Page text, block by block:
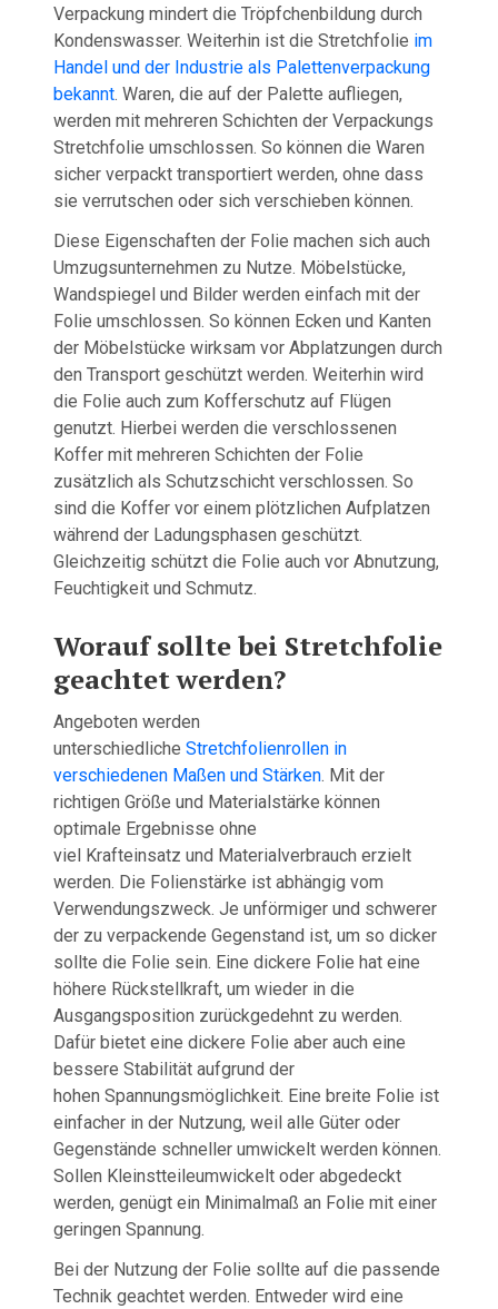
Verpackung mindert die Tröpfchenbildung durch
Kondenswasser. Weiterhin ist die Stretchfolie im
Handel und der Industrie als Palettenverpackung
bekannt. Waren, die auf der Palette aufliegen,
werden mit mehreren Schichten der Verpackungs
Stretchfolie umschlossen. So können die Waren
sicher verpackt transportiert werden, ohne dass
sie verrutschen oder sich verschieben können.
Diese Eigenschaften der Folie machen sich auch
Umzugsunternehmen zu Nutze. Möbelstücke,
Wandspiegel und Bilder werden einfach mit der
Folie umschlossen. So können Ecken und Kanten
der Möbelstücke wirksam vor Abplatzungen durch
den Transport geschützt werden. Weiterhin wird
die Folie auch zum Kofferschutz auf Flügen
genutzt. Hierbei werden die verschlossenen
Koffer mit mehreren Schichten der Folie
zusätzlich als Schutzschicht verschlossen. So
sind die Koffer vor einem plötzlichen Aufplatzen
während der Ladungsphasen geschützt.
Gleichzeitig schützt die Folie auch vor Abnutzung,
Feuchtigkeit und Schmutz.
Worauf sollte bei Stretchfolie
geachtet werden?
Angeboten werden
unterschiedliche Stretchfolienrollen in
verschiedenen Maßen und Stärken. Mit der
richtigen Größe und Materialstärke können
optimale Ergebnisse ohne
viel Krafteinsatz und Materialverbrauch erzielt
werden. Die Folienstärke ist abhängig vom
Verwendungszweck. Je unförmiger und schwerer
der zu verpackende Gegenstand ist, um so dicker
sollte die Folie sein. Eine dickere Folie hat eine
höhere Rückstellkraft, um wieder in die
Ausgangsposition zurückgedehnt zu werden.
Dafür bietet eine dickere Folie aber auch eine
bessere Stabilität aufgrund der
hohen Spannungsmöglichkeit. Eine breite Folie ist
einfacher in der Nutzung, weil alle Güter oder
Gegenstände schneller umwickelt werden können.
Sollen Kleinstteileumwickelt oder abgedeckt
werden, genügt ein Minimalmaß an Folie mit einer
geringen Spannung.
Bei der Nutzung der Folie sollte auf die passende
Technik geachtet werden. Entweder wird eine